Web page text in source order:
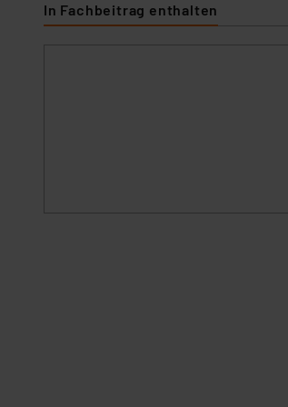
In Fachbeitrag enthalten